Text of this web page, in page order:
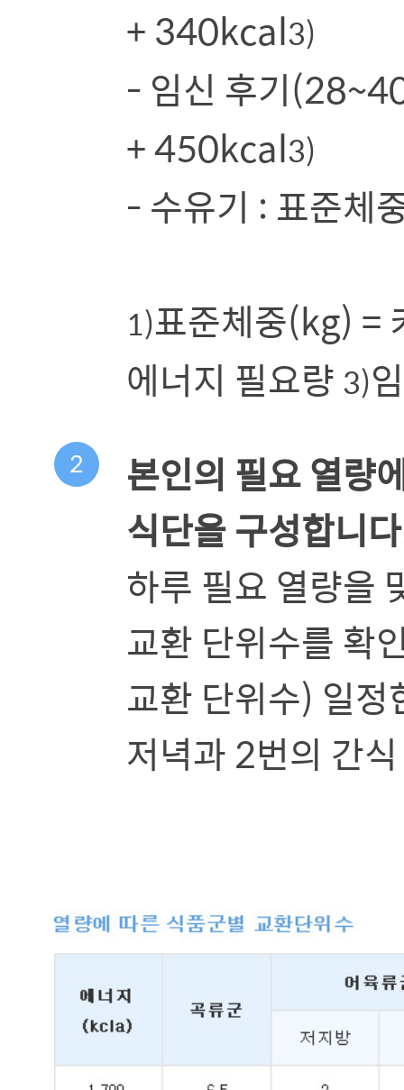
+ 340kcal3)
- 임신 후기
+ 450kcal3)
- 수유기 : 표준체
1)표준체중(kg)
에너지 필요량 3)
2
본인의 필요 열량
식단을 구성합니
하루 필요 열량을
교환 단위수를 확
교환 단위수) 일정
저녁과 2번의 간